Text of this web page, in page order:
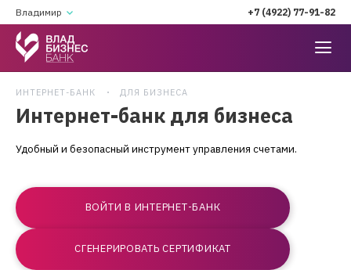
Владимир +7 (4922) 77-91-82
ИНТЕРНЕТ-БАНК ДЛЯ БИЗНЕСА
Интернет-банк для бизнеса
Удобный и безопасный инструмент управления счетами.
ВОЙТИ В ИНТЕРНЕТ-БАНК
СГЕНЕРИРОВАТЬ СЕРТИФИКАТ